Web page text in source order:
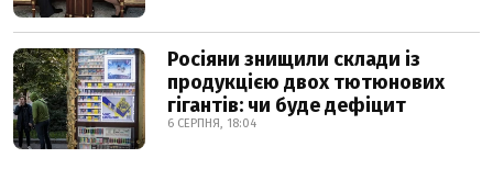
Росіяни знищили склади із
продукцією двох тютюнових
гігантів: чи буде дефіцит
6 СЕРПНЯ, 18:04